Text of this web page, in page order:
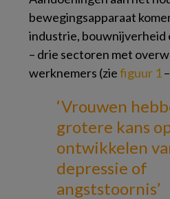
bewegingsapparaat
industrie, bouwnijverheid
– drie sectoren met
werknemers (ziefiguur 1
‘Vrouwen
grotere kans
ontwikkelen
depressie of
angststoornis’